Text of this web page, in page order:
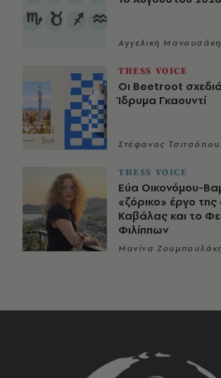
Αγγελική Μανουσάκη
THESS VOICE
Οι Beetroot
Ίδρυμα Γκαουντί
Στέφανος
THESS VOICE
Εύα Οικονόμου-
«ζόρικο» έργο
Καβάλας και το
Φιλίππων
Μανίνα